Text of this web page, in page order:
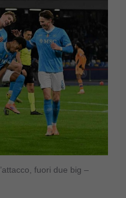
fuori due big –